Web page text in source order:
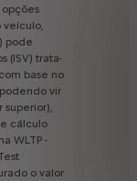
opções
veículo,
pode
(ISV) trata-
com base no
podendo vir
superior),
cálculo
WLTP -
o valor